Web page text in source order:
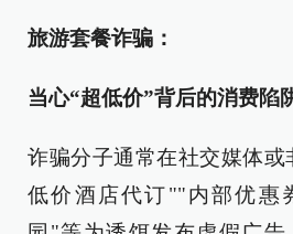
旅游套餐诈骗：
当心“超低价”背后的消费陷
诈骗分子通常在社交媒体或
低价酒店代订""内部优惠